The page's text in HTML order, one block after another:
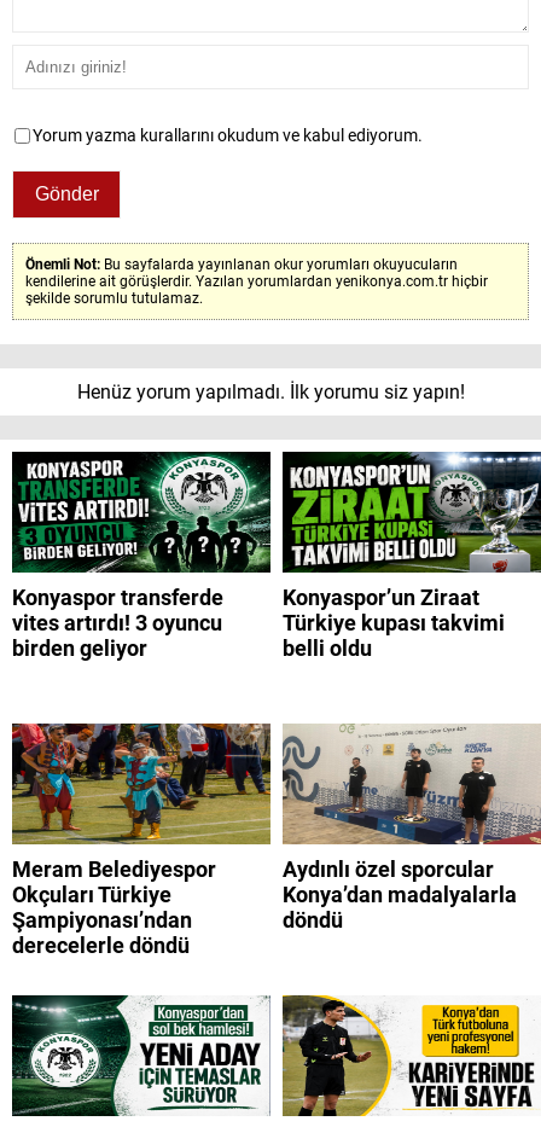
Yorum yazma kurallarını okudum ve kabul ediyorum.
Önemli Not: Bu sayfalarda yayınlanan okur yorumları okuyucuların
kendilerine ait görüşlerdir. Yazılan yorumlardan yenikonya.com.tr hiçbir
şekilde sorumlu tutulamaz.
Henüz yorum yapılmadı. İlk yorumu siz yapın!
Konyaspor transferde
vites artırdı! 3 oyuncu
birden geliyor
Konyaspor’un Ziraat
Türkiye kupası takvimi
belli oldu
Meram Belediyespor
Okçuları Türkiye
Şampiyonası’ndan
derecelerle döndü
Aydınlı özel sporcular
Konya’dan madalyalarla
döndü